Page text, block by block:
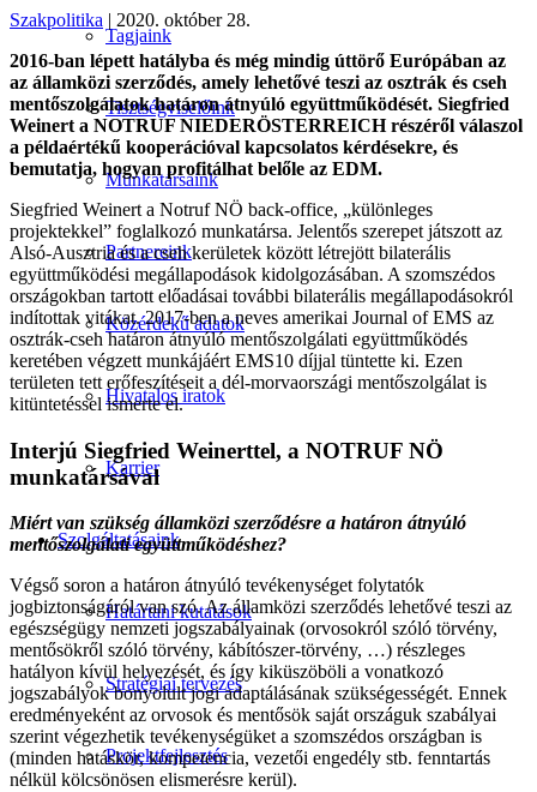
Tagjaink
Tisztségviselőink
Munkatársaink
Partnereink
Közérdekű adatok
Hivatalos iratok
Karrier
Szolgáltatásaink
Határtani kutatások
Stratégiai tervezés
Projektfejlesztés
Szakpolitika | 2020. október 28.
2016-ban lépett hatályba és még mindig úttörő Európában az
az államközi szerződés, amely lehetővé teszi az osztrák és cseh
mentőszolgálatok határon átnyúló együttműködését. Siegfried
Weinert a NOTRUF NIEDERÖSTERREICH részéről válaszol
a példaértékű kooperációval kapcsolatos kérdésekre, és
bemutatja, hogyan profitálhat belőle az EDM.
Siegfried Weinert a Notruf NÖ back-office, „különleges
projektekkel” foglalkozó munkatársa. Jelentős szerepet játszott az
Alsó-Ausztria és a cseh kerületek között létrejött bilaterális
együttműködési megállapodások kidolgozásában. A szomszédos
országokban tartott előadásai további bilaterális megállapodásokról
indítottak vitákat. 2017-ben a neves amerikai Journal of EMS az
osztrák-cseh határon átnyúló mentőszolgálati együttműködés
keretében végzett munkájáért EMS10 díjjal tüntette ki. Ezen
területen tett erőfeszítéseit a dél-morvaországi mentőszolgálat is
kitüntetéssel ismerte el.
Interjú Siegfried Weinerttel, a NOTRUF NÖ
munkatársával
Miért van szükség államközi szerződésre a határon átnyúló
mentőszolgálati együttműködéshez?
Végső soron a határon átnyúló tevékenységet folytatók
jogbiztonságáról van szó. Az államközi szerződés lehetővé teszi az
egészségügy nemzeti jogszabályainak (orvosokról szóló törvény,
mentősökről szóló törvény, kábítószer-törvény, …) részleges
hatályon kívül helyezését, és így kiküszöböli a vonatkozó
jogszabályok bonyolult jogi adaptálásának szükségességét. Ennek
eredményeként az orvosok és mentősök saját országuk szabályai
szerint végezhetik tevékenységüket a szomszédos országban is
(minden hatáskör, kompetencia, vezetői engedély stb. fenntartás
nélkül kölcsönösen elismerésre kerül).